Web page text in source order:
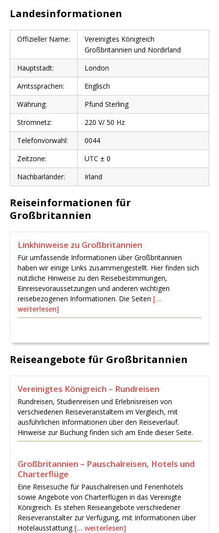
Landesinformationen
Offizieller Name:
Vereinigtes Königreich
Großbritannien und Nordirland
Hauptstadt:
London
Amtssprachen:
Englisch
Währung:
Pfund Sterling
Stromnetz:
220 V/ 50 Hz
Telefonvorwahl:
0044
Zeitzone:
UTC ± 0
Nachbarländer:
Irland
Reiseinformationen für
Großbritannien
Linkhinweise zu Großbritannien
Für umfassende Informationen über Großbritannien
haben wir einige Links zusammengestellt. Hier finden sich
nützliche Hinweise zu den Reisebestimmungen,
Einreisevoraussetzungen und anderen wichtigen
reisebezogenen Informationen. Die Seiten […
weiterlesen]
Reiseangebote für Großbritannien
Vereinigtes Königreich – Rundreisen
Rundreisen, Studienreisen und Erlebnisreisen von
verschiedenen Reiseveranstaltern im Vergleich, mit
ausführlichen Informationen über den Reiseverlauf.
Hinweise zur Buchung finden sich am Ende dieser Seite.
Großbritannien – Pauschalreisen, Hotels und
Charterflüge
Eine Reisesuche für Pauschalreisen und Ferienhotels
sowie Angebote von Charterflügen in das Vereinigte
Königreich. Es stehen Reiseangebote verschiedener
Reiseveranstalter zur Verfügung, mit Informationen über
Hotelausstattung [… weiterlesen]